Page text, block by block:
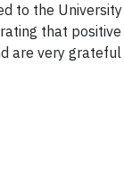
to the
that positive
are very